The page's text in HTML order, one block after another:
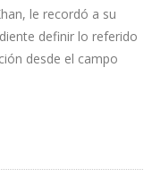
le recordó a su
definir lo referido
desde el campo